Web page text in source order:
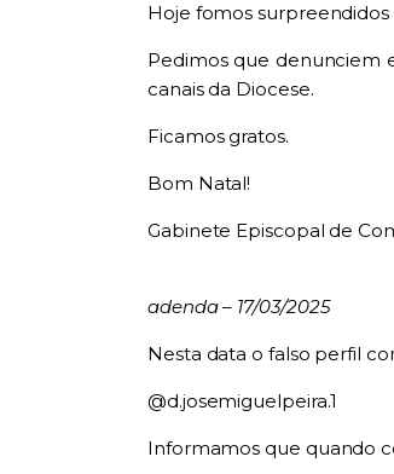
Hoje fomos
Pedimos que denunciem
canais da Diocese.
Ficamos gratos.
Bom Natal!
Gabinete Episcopal de
adenda – 17/03/2025
Nesta data o falso perfil
@d.josemiguelpeira.1
Informamos que quando